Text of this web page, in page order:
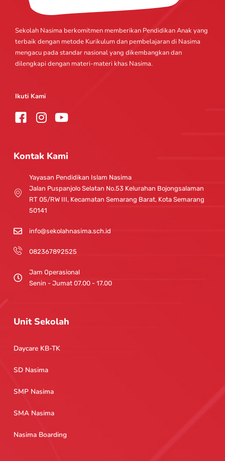
Sekolah Nasima berkomitmen memberikan Pendidikan Anak yang
terbaik dengan metode Kurikulum dan pembelajaran di Nasima
mengacu pada standar nasional yang dikembangkan dan
dilengkapi dengan materi-materi khas Nasima.
Ikuti Kami
I
t
a
g
r
a
m
Y
t
u
b
e
Kontak Kami
Yayasan Pendidikan Islam Nasima
Jalan Puspanjolo Selatan No.53 Kelurahan Bojongsalaman
RT 05/RW III, Kecamatan Semarang Barat, Kota Semarang
50141
info@sekolahnasima.sch.id
082367892525
Jam Operasional
Senin - Jumat 07.00 - 17.00
Unit Sekolah
Daycare KB-TK
SD Nasima
SMP Nasima
SMA Nasima
Nasima Boarding